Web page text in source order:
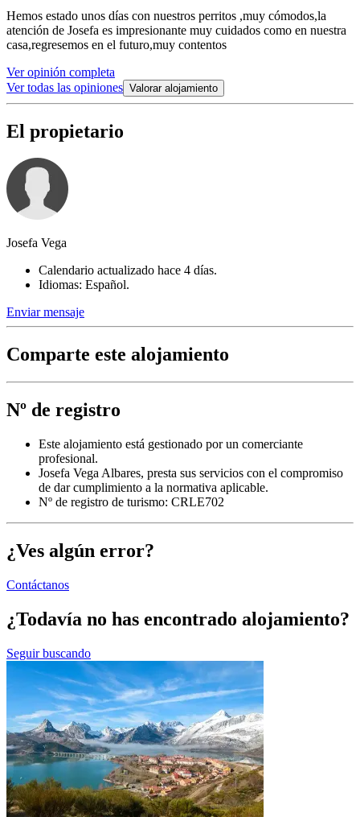
Hemos estado unos días con nuestros perritos ,muy cómodos,la
atención de Josefa es impresionante muy cuidados como en nuestra
casa,regresemos en el futuro,muy contentos
Ver opinión completa
Ver todas las opiniones Valorar alojamiento
El propietario
Josefa Vega
Calendario actualizado hace 4 días.
Idiomas: Español.
Enviar mensaje
Comparte este alojamiento
Nº de registro
Este alojamiento está gestionado por un comerciante
profesional.
Josefa Vega Albares, presta sus servicios con el compromiso
de dar cumplimiento a la normativa aplicable.
Nº de registro de turismo: CRLE702
¿Ves algún error?
Contáctanos
¿Todavía no has encontrado alojamiento?
Seguir buscando